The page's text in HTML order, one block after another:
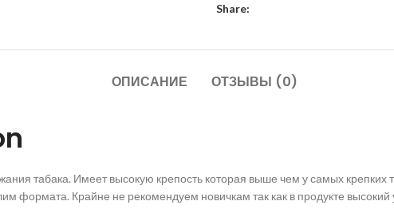
Share:
ОПИСАНИЕ ОТЗЫВЫ (0)
табака. Имеет высокую крепость которая выше чем у самых
формата. Крайне не рекомендуем новичкам так как в продукте